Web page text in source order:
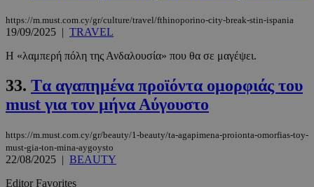
https://m.must.com.cy/gr/culture/travel/fthinoporino-city-break-stin-ispania
19/09/2025 | TRAVEL
Η «λαμπερή πόλη της Ανδαλουσία» που θα σε μαγέψει.
33. Tα αγαπημένα προϊόντα ομορφιάς του
must για τον μήνα Αύγουστο
https://m.must.com.cy/gr/beauty/1-beauty/ta-agapimena-proionta-omorfias-toy-
must-gia-ton-mina-aygoysto
22/08/2025 | BEAUTY
Editor Favorites